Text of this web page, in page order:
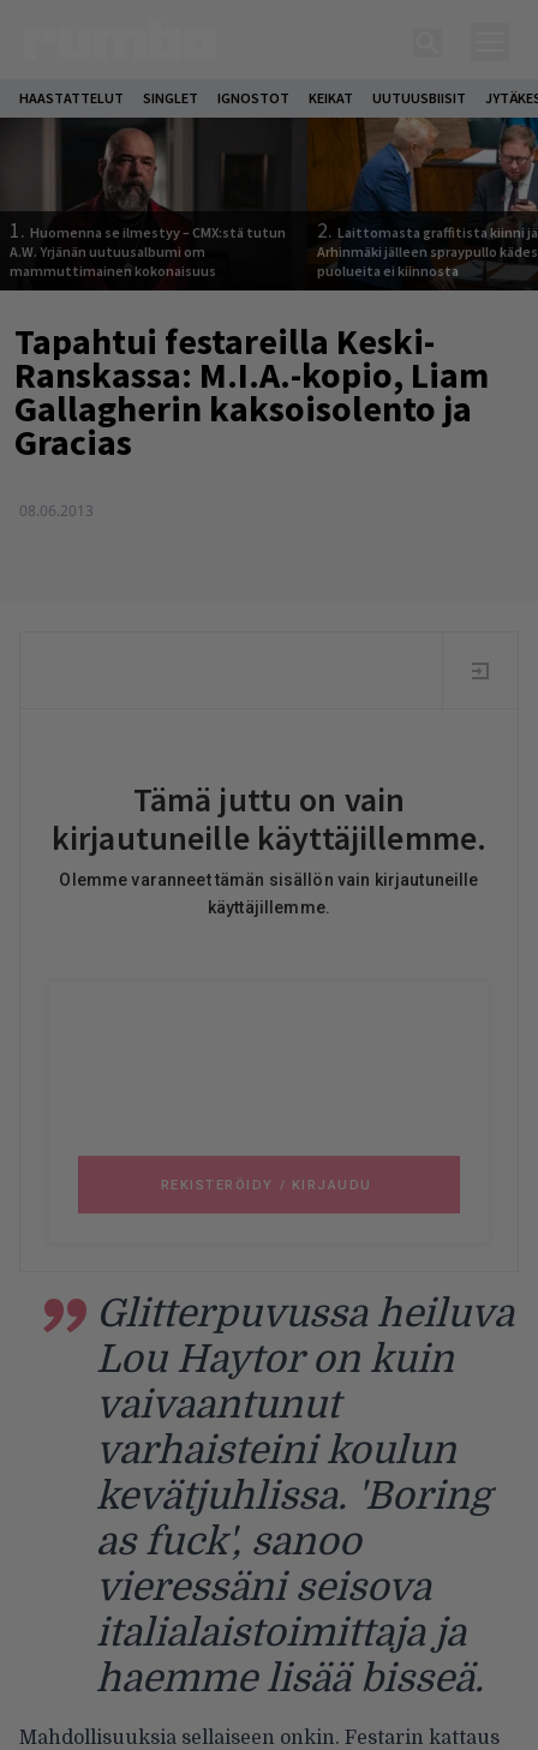
HAASTATTELUT SINGLET IGNOSTOT KEIKAT UUTUUSBIISIT
1. Huomenna se ilmestyy – CMX:stä tutun
A.W. Yrjänän uutuusalbumi om
mammuttimainen kokonaisuus
2. Laittomasta graffitista kiinni
Arhinmäki jälleen spraypullo
puolueita ei kiinnosta
Tapahtui festareilla Keski-
Ranskassa: M.I.A.-kopio, Liam
Gallagherin kaksoisolento ja
Gracias
08.06.2013
Glitterpuvussa heiluva
Lou Haytor on kuin
vaivaantunut
varhaisteini koulun
kevätjuhlissa. 'Boring
as fuck', sanoo
vieressäni seisova
italialaistoimittaja ja
haemme lisää bisseä.
Mahdollisuuksia sellaiseen onkin. Festarin kattaus